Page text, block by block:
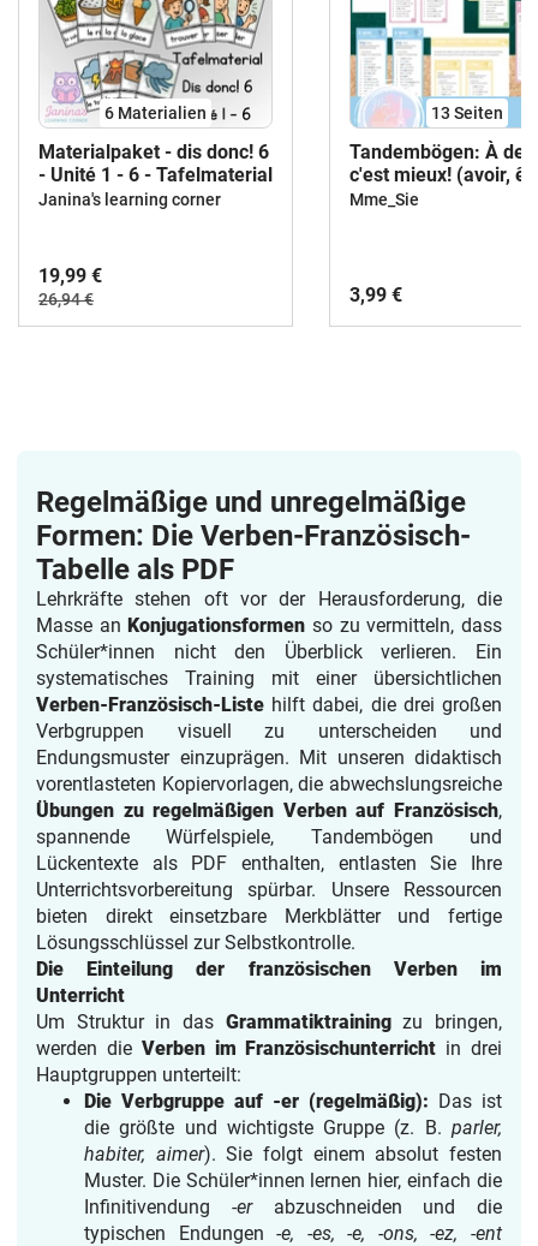
6 Materialien
Materialpaket - dis donc! 6
- Unité 1 - 6 - Tafelmaterial
Janina's learning corner
19,99 €
26,94 €
13 Seiten
Tandembögen: À
c'est mieux! (avoir,
aller, faire)
Mme_Sie
3,99 €
Regelmäßige und unregelmäßige
Formen: Die Verben-Französisch-
Tabelle als PDF
Lehrkräfte stehen oft vor der Herausforderung, die
Masse anKonjugationsformen so zu vermitteln, dass
Schüler*innen nicht den Überblick verlieren. Ein
systematisches Training mit einer übersichtlichen
Verben-Französisch-Liste hilft dabei, die drei großen
Verbgruppen visuell zu unterscheiden und
Endungsmuster einzuprägen. Mit unseren didaktisch
vorentlasteten Kopiervorlagen, die abwechslungsreiche
Übungen zu regelmäßigen Verben auf Französisch,
spannende Würfelspiele, Tandembögen und
Lückentexte als PDF enthalten, entlasten Sie Ihre
Unterrichtsvorbereitung spürbar. Unsere Ressourcen
bieten direkt einsetzbare Merkblätter und fertige
Lösungsschlüssel zur Selbstkontrolle.
Die Einteilung der französischen Verben im
Unterricht
Um Struktur in das Grammatiktrainingzu bringen,
werden die Verben im Französischunterricht in drei
Hauptgruppen unterteilt:
Die Verbgruppe auf -er (regelmäßig): Das ist
die größte und wichtigste Gruppe (z. B. parler,
habiter, aimer). Sie folgt einem absolut festen
Muster. Die Schüler*innen lernen hier, einfach die
Infinitivendung -erabzuschneiden und die
typischen Endungen-e, -es, -e, -ons, -ez, -ent